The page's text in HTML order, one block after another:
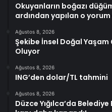
Okuyanların boğazı
ardından yapılan o
Ağustos 8, 2026
Şekibe İnsel Doğal
Oluyor
Ağustos 8, 2026
ING’den dolar/TL tahmini
Ağustos 8, 2026
Düzce Yığılca’da